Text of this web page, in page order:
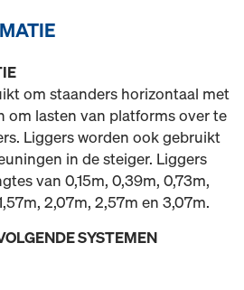
om staanders horizontaal met
om lasten van platforms over te
Liggers worden ook gebruikt
in de steiger. Liggers
van 0,15m, 0,39m, 0,73m,
2,07m, 2,57m en 3,07m.
SYSTEMEN